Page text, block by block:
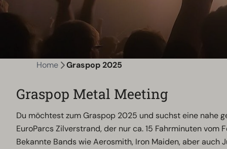
Home Graspop 2025
Graspop Metal Meeting
Du möchtest zum Graspop 2025 und suchst eine nahe
EuroParcs Zilverstrand, der nur ca. 15 Fahrminuten
Bekannte Bands wie Aerosmith, Iron Maiden, aber